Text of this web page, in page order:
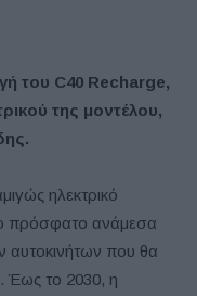
του C40 Recharge,
της μοντέλου,
ηλεκτρικό
πρόσφατο ανάμεσα
αυτοκινήτων που θα
Έως το 2030, η